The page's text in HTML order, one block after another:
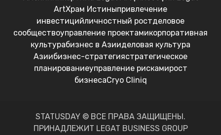
ArtХрам Истиныпривлечение
инвестицийличностный ростделовое
сообществоуправление проектамикорпоративная
культурабизнес в Азииделовая культура
Азиибизнес-стратегиястратегическое
планированиеуправление рискамирост
бизнесаCryo Cliniq
STATUSDAY © ВСЕ ПРАВА ЗАЩИЩЕНЫ.
ПРИНАДЛЕЖИТ LEGAT BUSINESS GROUP